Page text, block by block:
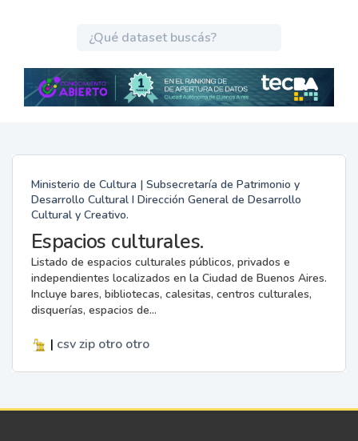
Ministerio de Cultura | Subsecretaría de Patrimonio y
Desarrollo Cultural I Dirección General de Desarrollo
Cultural y Creativo.
Espacios culturales.
Listado de espacios culturales públicos, privados e
independientes localizados en la Ciudad de Buenos Aires.
Incluye bares, bibliotecas, calesitas, centros culturales,
disquerías, espacios de...
| csv zip otro otro